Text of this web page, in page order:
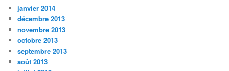
janvier 2014
décembre 2013
novembre 2013
octobre 2013
septembre 2013
août 2013